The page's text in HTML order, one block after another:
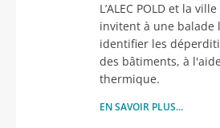
L’ALEC POLD et la
invitent à une balade
identifier les
des bâtiments, à
thermique.
EN SAVOIR PLUS...